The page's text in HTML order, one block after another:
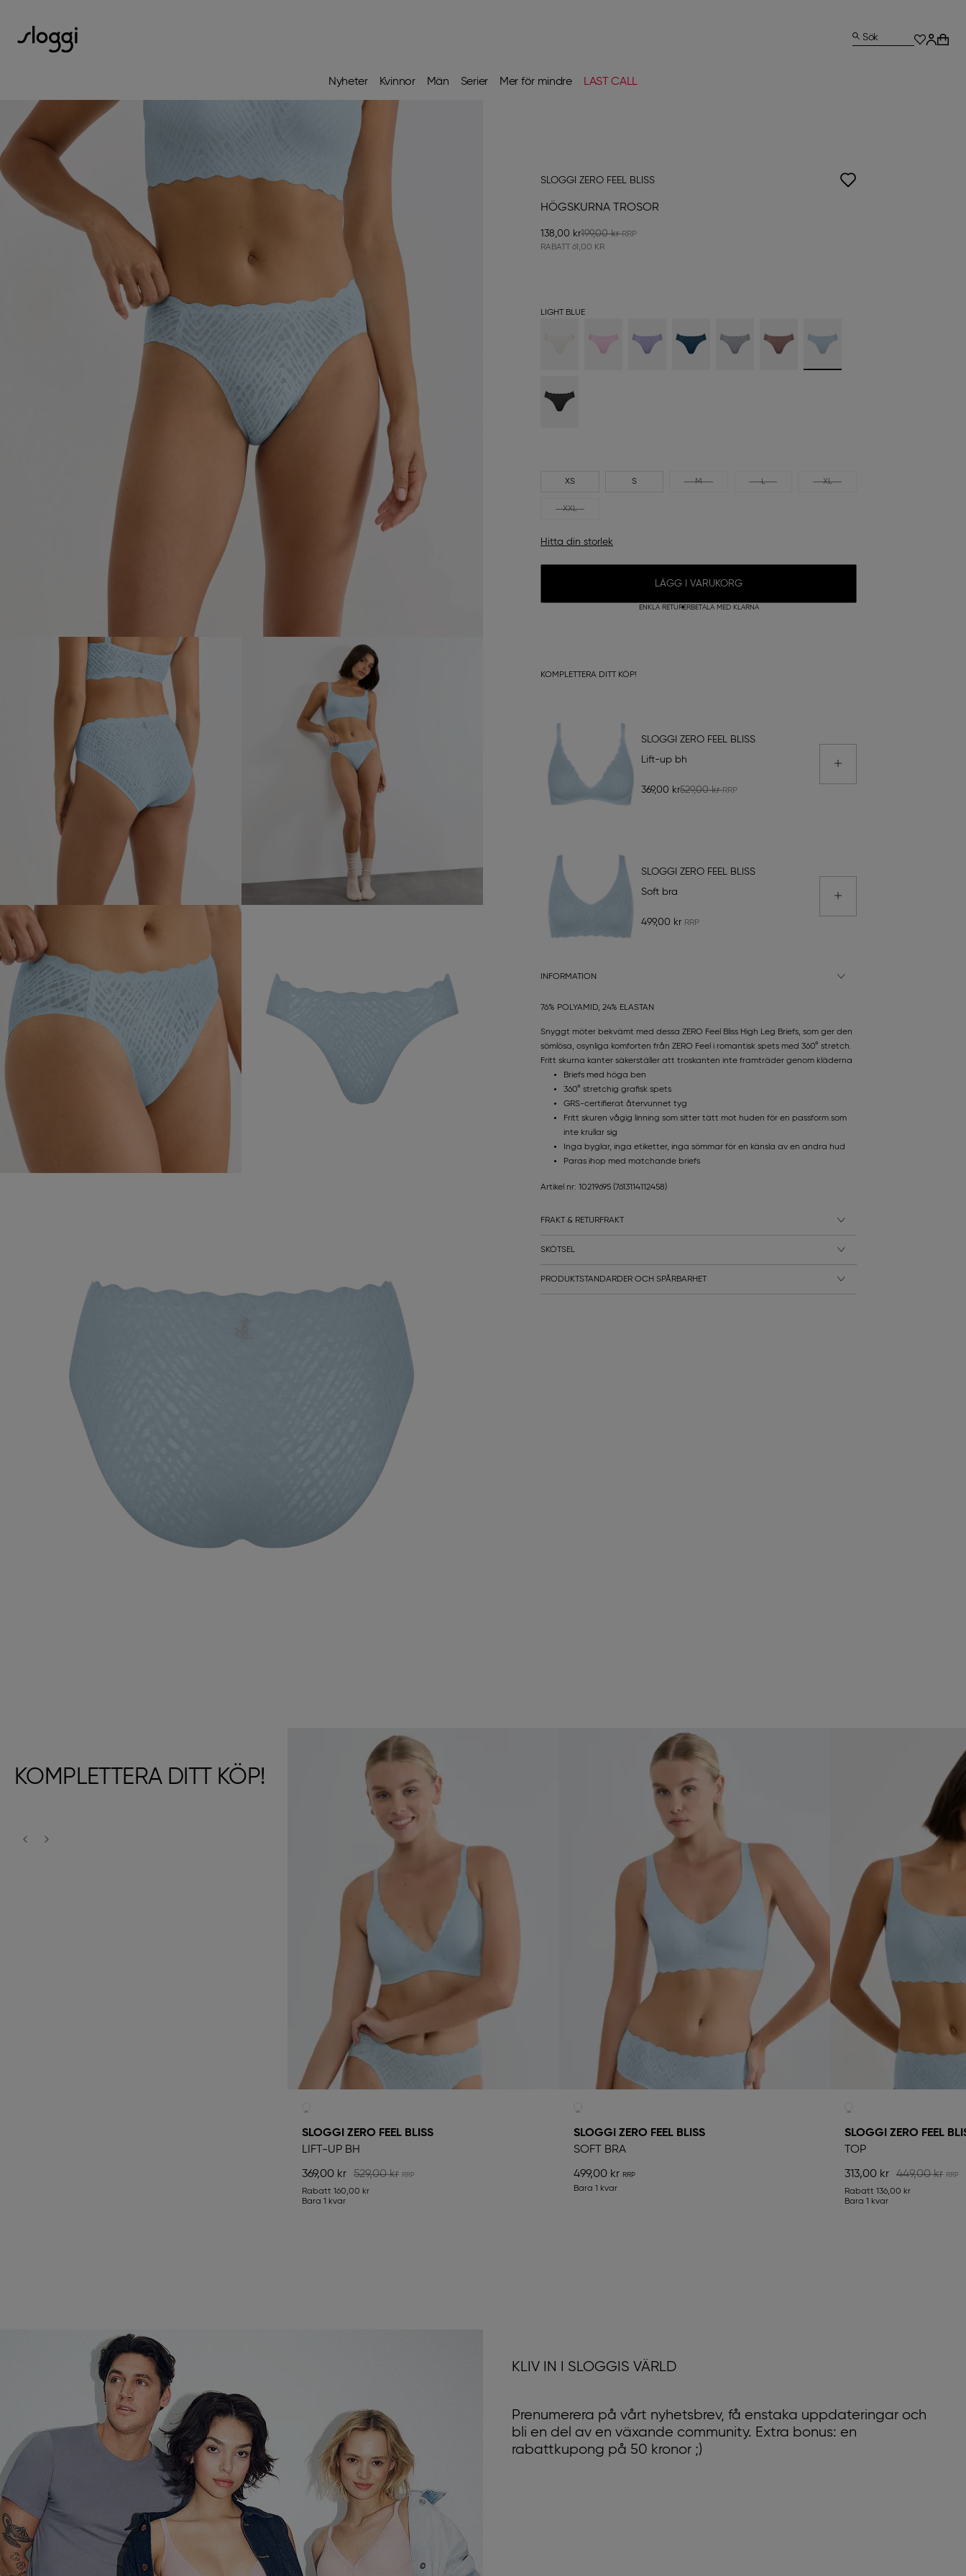
Nyheter Kvinnor Män Serier Mer för mindre LAST CALL
Sök
SLOGGI ZERO FEEL BLISS
HÖGSKURNA TROSOR
138,00 kr199,00 kr
RABATT 61,00 KR
LIGHT BLUE
XS S M L XL
XXL
Hitta din storlek
LÄGG I VARUKORG
ENKLA RETURERBETALA MED KLARNA
KOMPLETTERA DITT KÖP!
SLOGGI ZERO FEEL BLISS
Lift-up bh
369,00 kr529,00 kr
SLOGGI ZERO FEEL BLISS
Soft bra
499,00 kr
INFORMATION
76% POLYAMID, 24% ELASTAN
Snyggt möter bekvämt med dessa ZERO Feel Bliss High Leg Briefs, som ger den
sömlösa, osynliga komforten från ZERO Feel i romantisk spets med 360° stretch.
Fritt skurna kanter säkerställer att troskanten inte framträder genom kläderna
Briefs med höga ben
360° stretchig grafisk spets
GRS-certifierat återvunnet tyg
Fritt skuren vågig linning som sitter tätt mot huden för en passform som
inte krullar sig
Inga byglar, inga etiketter, inga sömmar för en känsla av en andra hud
Paras ihop med matchande briefs
Artikel nr: 10219695 (7613114112458)
FRAKT & RETURFRAKT
SKÖTSEL
PRODUKTSTANDARDER OCH SPÅRBARHET
KOMPLETTERA DITT KÖP!
SLOGGI ZERO FEEL BLISS
LIFT-UP BH
369,00 kr 529,00 kr
Rabatt 160,00 kr
Bara 1 kvar
SLOGGI ZERO FEEL BLISS
SOFT BRA
499,00 kr
Bara 1 kvar
SLOGGI ZERO FEEL
TOP
313,00 kr 449,00 kr
Rabatt136,00 kr
Bara 1 kvar
KLIV IN I SLOGGIS VÄRLD
Prenumerera på vårt nyhetsbrev, få enstaka uppdateringar och
bli en del av en växande community. Extra bonus: en
rabattkupong på 50 kronor ;)